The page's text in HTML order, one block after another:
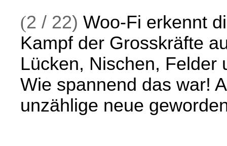
(2 / 22) Woo-Fi erkennt
Kampf der Grosskräfte
Lücken, Nischen, Felder
Wie spannend das war!
unzählige neue